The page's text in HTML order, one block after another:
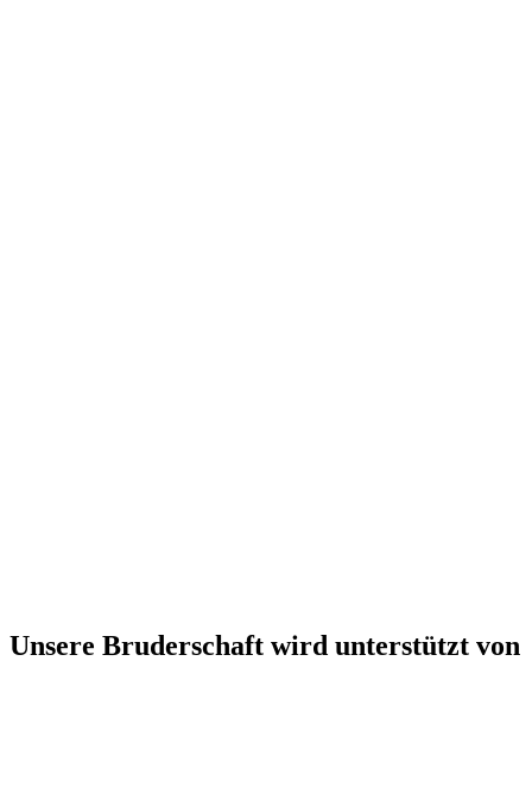
Unsere Bruderschaft wird unterstützt von